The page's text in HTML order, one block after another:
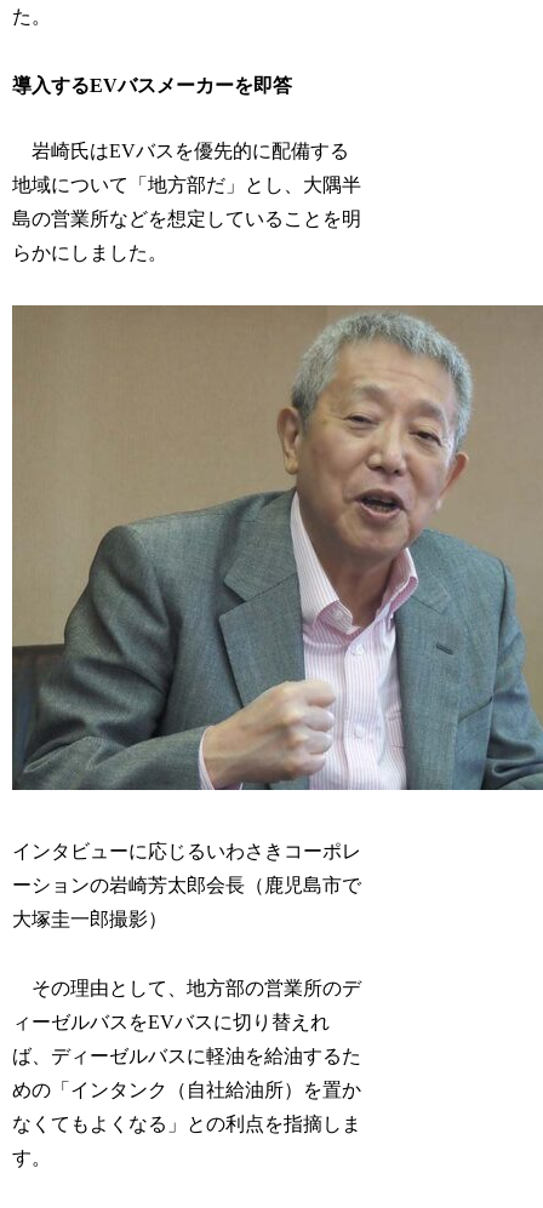
た。
導入するEVバスメーカーを即答
岩崎氏はEVバスを優先的に配備する
地域について「地方部だ」とし、大隅半
島の営業所などを想定していることを明
らかにしました。
インタビューに応じるいわさきコーポレ
ーションの岩崎芳太郎会長（鹿児島市で
大塚圭一郎撮影）
その理由として、地方部の営業所のデ
ィーゼルバスをEVバスに切り替えれ
ば、ディーゼルバスに軽油を給油するた
めの「インタンク（自社給油所）を置か
なくてもよくなる」との利点を指摘しま
す。